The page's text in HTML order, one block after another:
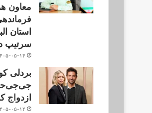
معاون
استان
سرتیپ
۱۴۰۵-۰۵-
بردلی
ازدواج
۱۴۰۵-۰۵-